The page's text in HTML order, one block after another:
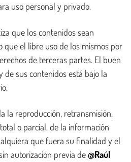
uso personal y privado.
que los contenidos sean
que el libre uso de los mismos por
de terceras partes. El buen
de sus contenidos está bajo la
la reproducción, retransmisión,
o parcial, de la información
que fuera su finalidad y el
autorización previa de@Raúl